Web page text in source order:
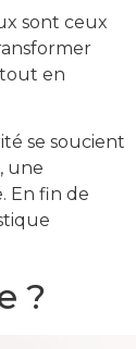
sont ceux
en
se soucient
une
En fin de
?